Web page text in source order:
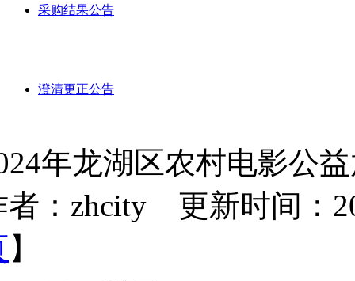
采购结果公告
澄清更正公告
年龙湖区农村电影公
者：zhcity 更新时间：
】